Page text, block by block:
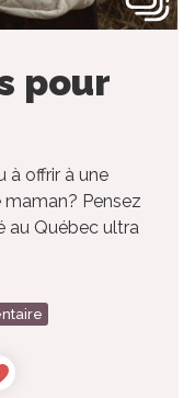
pour
à offrir à une
Pensez
au Québec ultra